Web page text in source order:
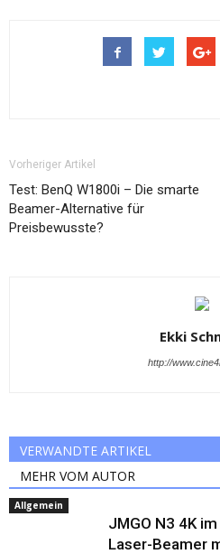
Vorheriger Artikel
Test: BenQ W1800i – Die smarte
Beamer-Alternative für
Preisbewusste?
Ekki
http://
VERWANDTE ARTIKEL
MEHR VOM AUTOR
Allgemein
JMGO N3 4K
Laser-Beamer